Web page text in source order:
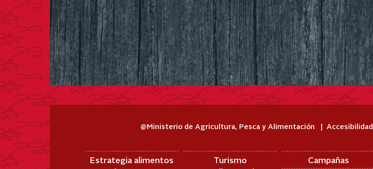
@Ministerio de Agricultura, Pesca y Alimentación Accesibilidad
Estrategia alimentos
Turismo
Campañas